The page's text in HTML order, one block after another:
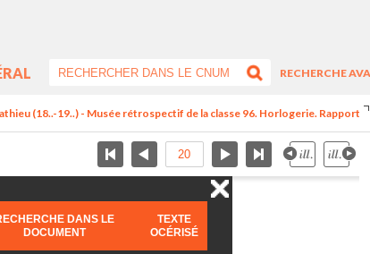
RECHERCHE
(18..-19..) - Musée rétrospectif de la classe 96. Horlogerie. Rapport
DANS LE
DOCUMENT
TEXTE
OCÉRISÉ